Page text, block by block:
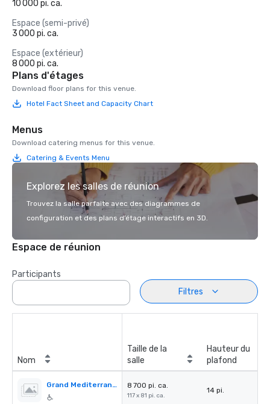
10 000 pi. ca.
Espace (semi-privé)
3 000 pi. ca.
Espace (extérieur)
8 000 pi. ca.
Plans d'étages
Download floor plans for this venue.
Hotel Fact Sheet and Capacity Chart
Menus
Download catering menus for this venue.
Catering & Events Menu
Explorez les salles de réunion
Trouvez la salle parfaite avec des diagrammes de
configuration et des plans d’étage interactifs en 3D.
Espace de réunion
Participants
Filtres
Nom
Taille de la
salle
Hauteur du
plafond
Grand Mediterranean Ballroom 8 700 pi. ca.
117 x 81 pi. ca.
14 pi.